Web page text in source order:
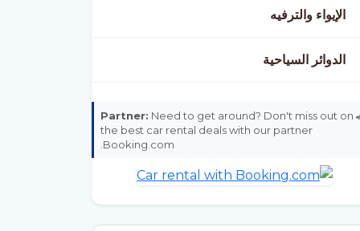
الإيواء والترفيه
الدوائر السياحية
Partner: Need to get around? Don't miss out on
the best car rental deals with our partner
Booking.com.